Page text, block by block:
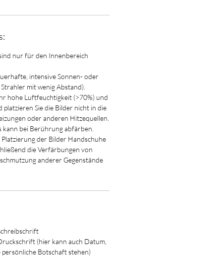
nur für den Innenbereich
intensive Sonnen- oder
mit wenig Abstand).
hohe Luftfeuchtigkeit (>70%) und
Sie die Bilder nicht in die
oder anderen Hitzequellen.
bei Berührung abfärben.
Platzierung der Bilder Handschuhe
die Verfärbungen von
anderer Gegenstände
(hier kann auch Datum,
Botschaft stehen)